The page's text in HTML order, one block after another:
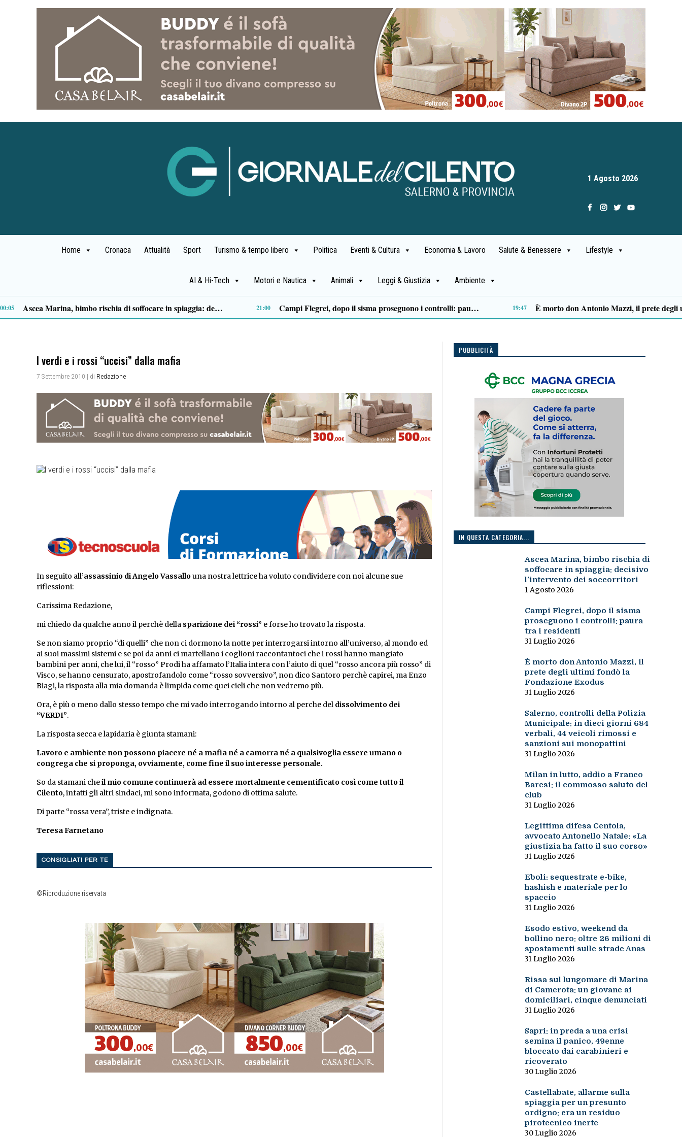
1 Agosto 2026
Home Cronaca Attualità Sport Turismo & tempo libero Politica Eventi & Cultura Economia & Lavoro Salute & Benessere Lifestyle
AI & Hi-Tech Motori e Nautica Animali Leggi & Giustizia Ambiente
Milan in lutto, addio a Franco Baresi: il commosso saluto del club 13:53 Castellabate, Spinelli e Di Luccia uniscono le forze in vista delle comunali 2027 13:32 Ascea, Pietro D’Angiolillo: «La nuova giunta guarda al futuro, con gli occhi del passato»
I verdi e i rossi “uccisi” dalla mafia
7 Settembre 2010 | di Redazione
In seguito all’assassinio di Angelo Vassallouna nostra lettrice ha voluto condividere con noi alcune sue
riflessioni:
Carissima Redazione,
mi chiedo da qualche anno il perchè della sparizione dei “rossi” e forse ho trovato la risposta.
Se non siamo proprio “di quelli” che non ci dormono la notte per interrogarsi intorno all’universo, al mondo ed
ai suoi massimi sistemi e se poi da anni ci martellano i coglioni raccontantoci che i rossi hanno mangiato
bambini per anni, che lui, il “rosso” Prodi ha affamato l’Italia intera con l’aiuto di quel “rosso ancora più rosso” di
Visco, se hanno censurato, apostrofandolo come “rosso sovversivo”, non dico Santoro perchè capirei, ma Enzo
Biagi, la risposta alla mia domanda è limpida come quei cieli che non vedremo più.
Ora, è più o meno dallo stesso tempo che mi vado interrogando intorno al perche del dissolvimento dei
“VERDI”.
La risposta secca e lapidaria è giunta stamani:
Lavoro e ambiente non possono piacere né a mafia né a camorra né a qualsivoglia essere umano o
congrega che si proponga, ovviamente, come fine il suo interesse personale.
So da stamani cheil mio comune continuerà ad essere mortalmente cementificato così come tutto il
Cilento, infatti gli altri sindaci, mi sono informata, godono di ottima salute.
Di parte “rossa vera”, triste e indignata.
Teresa Farnetano
CONSIGLIATI PER TE
©Riproduzione riservata
PUBBLICITÀ
IN QUESTA CATEGORIA...
Ascea Marina, bimbo rischia di
soffocare in spiaggia: decisivo
l’intervento dei soccorritori
1 Agosto 2026
Campi Flegrei, dopo il sisma
proseguono i controlli: paura
tra i residenti
31 Luglio 2026
È morto don Antonio Mazzi, il
prete degli ultimi fondò la
Fondazione Exodus
31 Luglio 2026
Salerno, controlli della Polizia
Municipale: in dieci giorni 684
verbali, 44 veicoli rimossi e
sanzioni sui monopattini
31 Luglio 2026
Milan in lutto, addio a Franco
Baresi: il commosso saluto del
club
31 Luglio 2026
Legittima difesa Centola,
avvocato Antonello Natale: «La
giustizia ha fatto il suo corso»
31 Luglio 2026
Eboli: sequestrate e-bike,
hashish e materiale per lo
spaccio
31 Luglio 2026
Esodo estivo, weekend da
bollino nero: oltre 26 milioni di
spostamenti sulle strade Anas
31 Luglio 2026
Rissa sul lungomare di Marina
di Camerota: un giovane ai
domiciliari, cinque denunciati
31 Luglio 2026
Sapri: in preda a una crisi
semina il panico, 49enne
bloccato dai carabinieri e
ricoverato
30 Luglio 2026
Castellabate, allarme sulla
spiaggia per un presunto
ordigno: era un residuo
pirotecnico inerte
30 Luglio 2026